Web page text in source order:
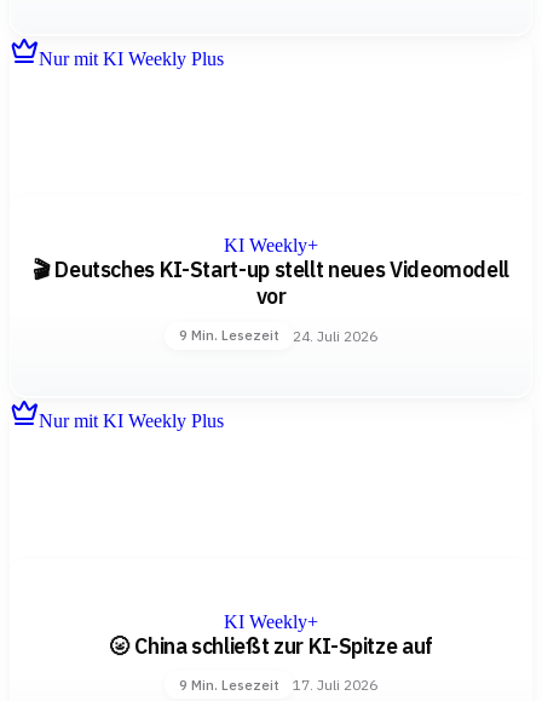
Nur mit KI Weekly Plus
KI Weekly+
🎬 Deutsches KI-Start-up stellt neues Videomodell
vor
9 Min. Lesezeit 24. Juli 2026
Nur mit KI Weekly Plus
KI Weekly+
🌝 China schließt zur KI-Spitze auf
9 Min. Lesezeit 17. Juli 2026